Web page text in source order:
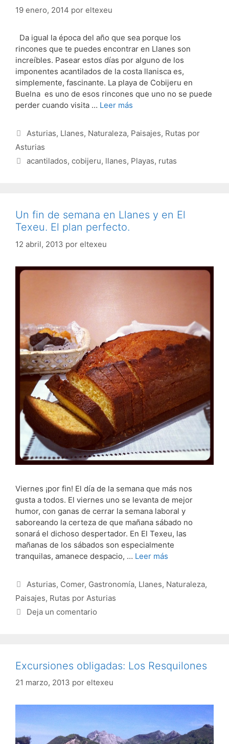
19 enero, 2014 por eltexeu
Da igual la época del año que sea porque los
rincones que te puedes encontrar en Llanes son
increíbles. Pasear estos días por alguno de los
imponentes acantilados de la costa llanisca es,
simplemente, fascinante. La playa de Cobijeru en
Buelna es uno de esos rincones que uno no se puede
perder cuando visita … Leer más
Categorías
Asturias, Llanes, Naturaleza, Paisajes, Rutas por
Asturias
Etiquetas
acantilados, cobijeru, llanes, Playas, rutas
Un fin de semana en Llanes y en El
Texeu. El plan perfecto.
12 abril, 2013 por eltexeu
Viernes ¡por fin! El día de la semana que más nos
gusta a todos. El viernes uno se levanta de mejor
humor, con ganas de cerrar la semana laboral y
saboreando la certeza de que mañana sábado no
sonará el dichoso despertador. En El Texeu, las
mañanas de los sábados son especialmente
tranquilas, amanece despacio, … Leer más
Categorías
Asturias, Comer, Gastronomía, Llanes, Naturaleza,
Paisajes, Rutas por Asturias
Deja un comentario
Excursiones obligadas: Los Resquilones
21 marzo, 2013 por eltexeu